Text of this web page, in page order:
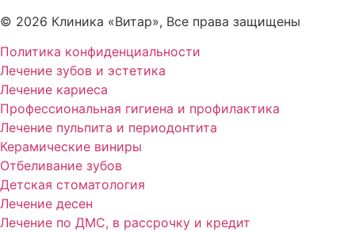
© 2026 Клиника «Витар», Все права защищены
Политика конфиденциальности
Лечение зубов и эстетика
Лечение кариеса
Профессиональная гигиена и профилактика
Лечение пульпита и периодонтита
Керамические виниры
Отбеливание зубов
Детская стоматология
Лечение десен
Лечение по ДМС, в рассрочку и кредит